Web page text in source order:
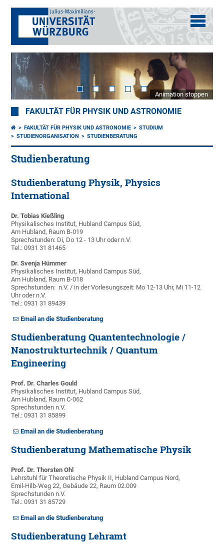
Animation stoppen
FAKULTÄT FÜR PHYSIK UND ASTRONOMIE
FAKULTÄT FÜR PHYSIK UND ASTRONOMIE
STUDIUM
STUDIENORGANISATION
STUDIENBERATUNG
Studienberatung
Studienberatung Physik, Physics
International
Dr. Tobias Kießling
Physikalisches Institut, Hubland Campus Süd,
Am Hubland, Raum B-019
Sprechstunden: Di, Do 12 - 13 Uhr oder n.V.
Tel.: 0931 31 81465
Dr. Svenja Hümmer
Physikalisches Institut, Hubland Campus Süd,
Am Hubland, Raum B-018
Sprechstunden: n.V. / in der Vorlesungszeit: Mo 12-13 Uhr, Mi 11-12
Uhr oder n.V.
Tel.: 0931 31 89439
Email an die Studienberatung
Studienberatung Quantentechnologie /
Nanostrukturtechnik / Quantum
Engineering
Prof. Dr. Charles Gould
Physikalisches Institut, Hubland Campus Süd,
Am Hubland, Raum C-062
Sprechstunden n.V.
Tel.: 0931 31 85899
Email an die Studienberatung
Studienberatung Mathematische Physik
Prof. Dr. Thorsten Ohl
Lehrstuhl für Theoretische Physik II, Hubland Campus Nord,
Emil-Hilb-Weg 22, Gebäude 22, Raum 02.009
Sprechstunden n.V.
Tel.: 0931 31 85729
Email an die Studienberatung
Studienberatung Lehramt